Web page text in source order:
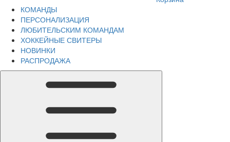
КОМАНДЫ
ПЕРСОНАЛИЗАЦИЯ
ЛЮБИТЕЛЬСКИМ КОМАНДАМ
ХОККЕЙНЫЕ СВИТЕРЫ
НОВИНКИ
РАСПРОДАЖА